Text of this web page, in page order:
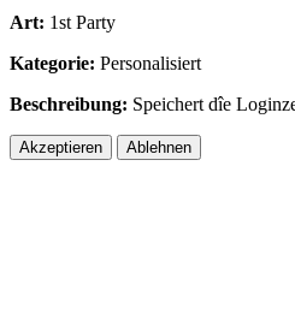
Art: 1st Party
Kategorie: Personalisiert
Beschreibung: Speichert dîe
Akzeptieren Ablehnen